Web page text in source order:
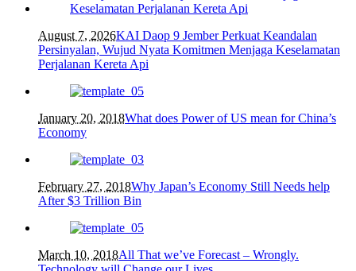
August 7, 2026KAI Daop 9 Jember Perkuat Keandalan
Persinyalan, Wujud Nyata Komitmen Menjaga Keselamatan
Perjalanan Kereta Api
January 20, 2018What does Power of US mean for China’s
Economy
February 27, 2018Why Japan’s Economy Still Needs help
After $3 Trillion Bin
March 10, 2018All That we’ve Forecast – Wrongly.